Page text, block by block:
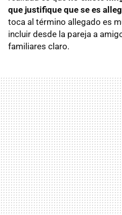
que justifique que se es
toca al término allegado es
incluir desde la pareja a
familiares claro.